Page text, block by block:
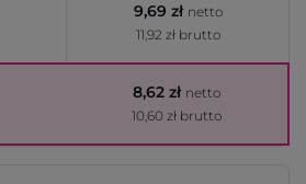
9,69 zł netto
11,92 zł brutto
8,62 zł netto
10,60 zł brutto